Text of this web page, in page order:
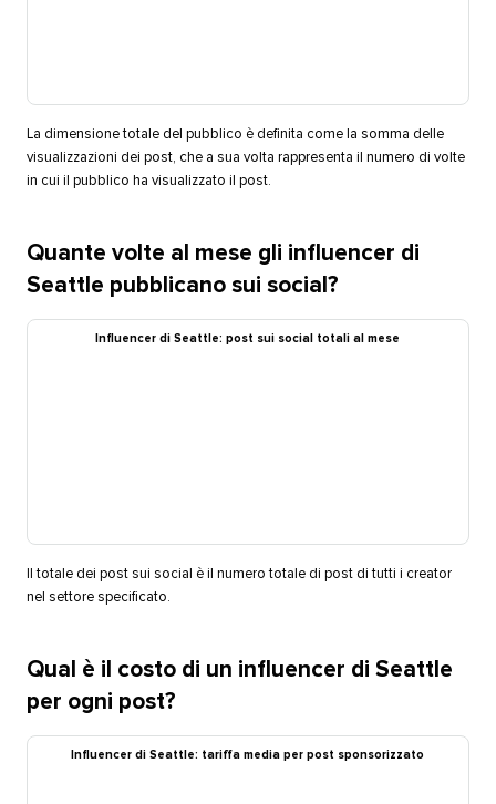
La dimensione totale del pubblico è definita come la somma delle
visualizzazioni dei post, che a sua volta rappresenta il numero di volte
in cui il pubblico ha visualizzato il post.​​
Quante volte al mese gli influencer di
Seattle pubblicano sui social?​​
Influencer di Seattle: post sui social totali al mese​​
Il totale dei post sui social è il numero totale di post di tutti i creator
nel settore specificato.​​
Qual è il costo di un influencer di Seattle
per ogni post?​​
Influencer di Seattle: tariffa media per post sponsorizzato​​